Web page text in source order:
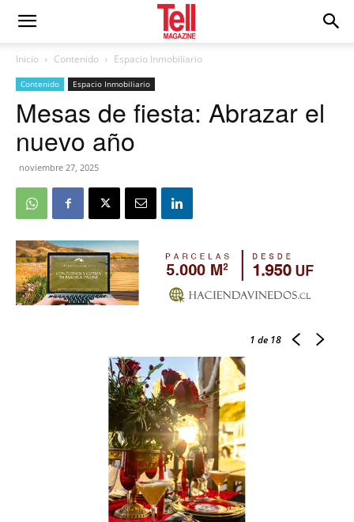
Inicio Contenido Espacio Inmobiliario
Contenido Espacio Inmobiliario
Mesas de fiesta: Abrazar el
nuevo año
noviembre 27, 2025
1 de 18